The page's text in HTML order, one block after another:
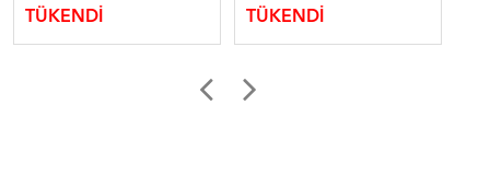
TÜKENDİ TÜKENDİ